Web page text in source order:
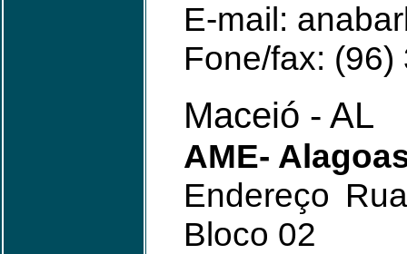
E-mail:
Fone/fax:
Maceió - AL
AME-
Endereço
Bloco 02